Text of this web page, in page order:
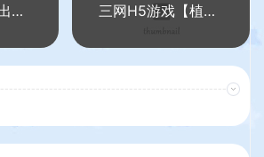
三网H5游戏【出发吧卡皮巴拉】最新整理WIN系服务端+Linux手工服务端+详细搭建教程+源码
三网H5游戏【植物消除僵尸】最新整理WIN系服务端+Linux手工服务端+详细搭建教程+源码